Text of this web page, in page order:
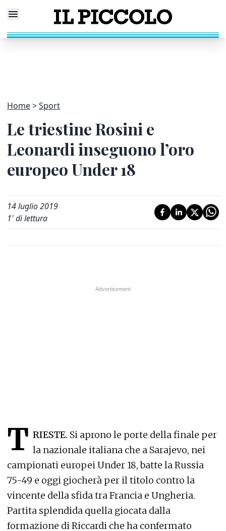
Home Sport
Le triestine Rosini e
Leonardi inseguono l’oro
europeo Under 18
14 luglio 2019
1' di lettura
T RIESTE. Si aprono le porte della finale per
la nazionale italiana che a Sarajevo, nei
campionati europei Under 18, batte la Russia
75-49 e oggi giocherà per il titolo contro la
vincente della sfida tra Francia e Ungheria.
Partita splendida quella giocata dalla
formazione di Riccardi che ha confermato